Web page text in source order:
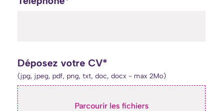
Déposez votre CV*
(jpg, jpeg, pdf, png, txt, doc, docx - max 2Mo)
Parcourir les fichiers